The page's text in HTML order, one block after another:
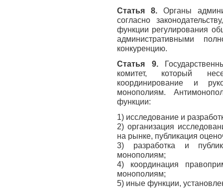
Статья 8. Органы
согласно
функции регулирования
административными
конкуренцию.
Статья 9.
комитет, который
координирование и
монополиям.
функции:
1) исследование и
2) организация
на рынке, публикация
3) разработка и
монополиям;
4) координация
монополиям;
5) иные функции,